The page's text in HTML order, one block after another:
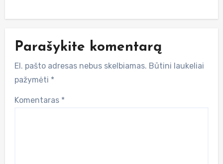
Parašykite komentarą
El. pašto adresas nebus skelbiamas. Būtini laukeliai
pažymėti *
Komentaras *